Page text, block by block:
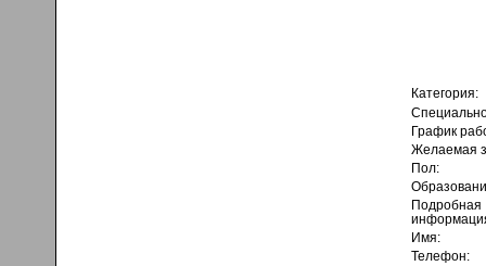
Категория:
График
Желаемая
Пол:
Подробная
Имя:
Телефон: